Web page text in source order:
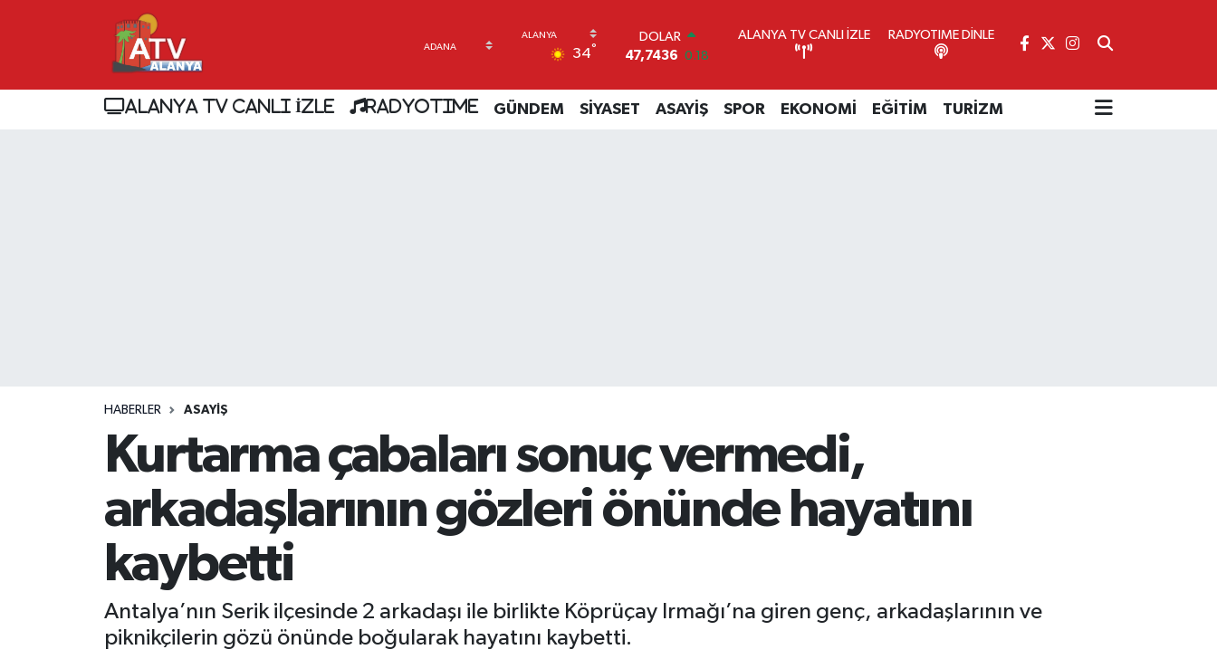
34°
DOLAR
47,7436 0.18
55,2510 0.32
STERLİN
ALANYA TV CANLI İZLE RADYOTIME DİNLE
ALANYA TV CANLI İZLE RADYOTIME GÜNDEM SİYASET ASAYİŞ SPOR EKONOMİ EĞİTİM TURİZM
HABERLER ASAYİŞ
Kurtarma çabaları sonuç vermedi,
arkadaşlarının gözleri önünde hayatını
kaybetti
Antalya’nın Serik ilçesinde 2 arkadaşı ile birlikte Köprüçay Irmağı’na giren genç, arkadaşlarının ve
piknikçilerin gözü önünde boğularak hayatını kaybetti.